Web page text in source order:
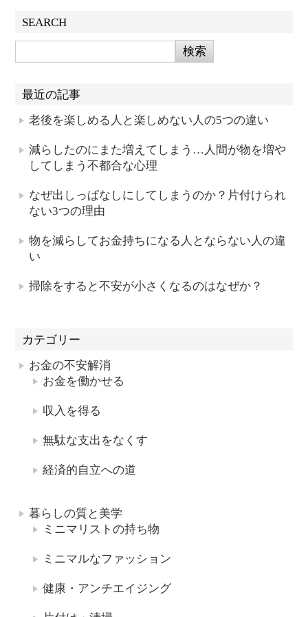
SEARCH
最近の記事
老後を楽しめる人と楽しめない人の5つの違い
減らしたのにまた増えてしまう…人間が物を増や
してしまう不都合な心理
なぜ出しっぱなしにしてしまうのか？片付けられ
ない3つの理由
物を減らしてお金持ちになる人とならない人の違
い
掃除をすると不安が小さくなるのはなぜか？
カテゴリー
お金の不安解消
お金を働かせる
収入を得る
無駄な支出をなくす
経済的自立への道
暮らしの質と美学
ミニマリストの持ち物
ミニマルなファッション
健康・アンチエイジング